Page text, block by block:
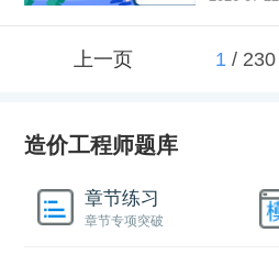
上一页 1 / 230
造价工程师题库
章节练习
章节专项突破